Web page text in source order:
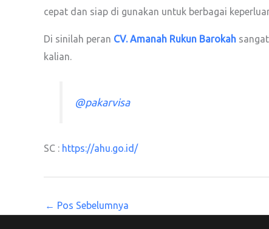
cepat dan siap di gunakan untuk berbagai
Di sinilah peran CV. Amanah Rukun Barokah
kalian.
@pakarvisa
SC : https://ahu.go.id/
← Pos Sebelumnya